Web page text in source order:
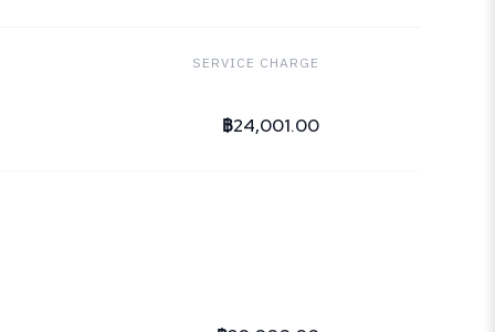
SERVICE CHARGE
฿24,001.00